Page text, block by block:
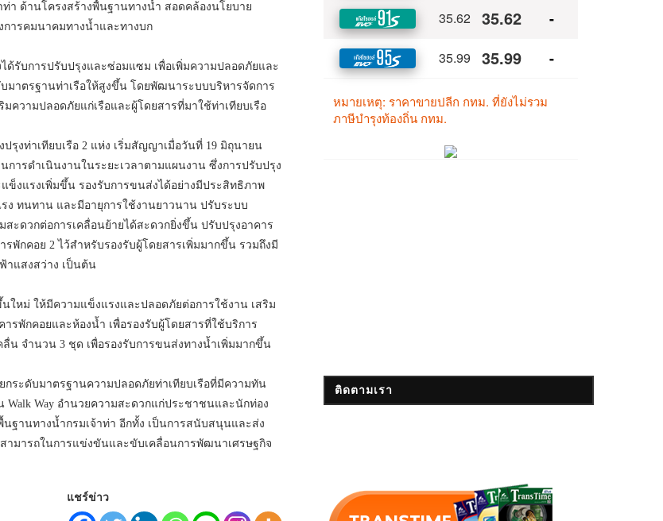
ท่า ด้านโครงสร้างพื้นฐานทางน้ำ สอดคล้องนโยบาย
การคมนาคมทางน้ำและทางบก
ด้รับการปรับปรุงและซ่อมแซม เพื่อเพิ่มความปลอดภัยและ
มาตรฐานท่าเรือให้สูงขึ้น โดยพัฒนาระบบบริหารจัดการ
ความปลอดภัยแก่เรือและผู้โดยสารที่มาใช้ท่าเทียบเรือ
ปรุงท่าเทียบเรือ 2 แห่ง เริ่มสัญญาเมื่อวันที่ 19 มิถุนายน
การดำเนินงานในระยะเวลาตามแผนงาน ซึ่งการปรับปรุง
ข็งแรงเพิ่มขึ้น รองรับการขนส่งได้อย่างมีประสิทธิภาพ
ง ทนทาน และมีอายุการใช้งานยาวนาน ปรับระบบ
สะดวกต่อการเคลื่อนย้ายได้สะดวกยิ่งขึ้น ปรับปรุงอาคาร
พักคอย 2 ไว้สำหรับรองรับผู้โดยสารเพิ่มมากขึ้น รวมถึงมี
าแสงสว่าง เป็นต้น
ใหม่ ให้มีความแข็งแรงและปลอดภัยต่อการใช้งาน เสริม
รพักคอยและห้องน้ำ เพื่อรองรับผู้โดยสารที่ใช้บริการ
น จำนวน 3 ชุด เพื่อรองรับการขนส่งทางน้ำเพิ่มมากขึ้น
กระดับมาตรฐานความปลอดภัยท่าเทียบเรือที่มีความทัน
Way อำนวยความสะดวกแก่ประชาชนและนักท่อง
ฐานทางน้ำกรมเจ้าท่า อีกทั้ง เป็นการสนับสนุนและส่ง
มารถในการแข่งขันและขับเคลื่อนการพัฒนาเศรษฐกิจ
แชร์ข่าว
ติดตามเรา